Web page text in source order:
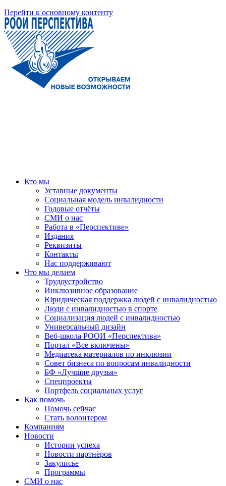
Перейти к основному контенту
Кто мы
Уставные документы
Социальная модель инвалидности
Годовые отчёты
СМИ о нас
Работа в «Перспективе»
Издания
Реквизиты
Контакты
Нас поддерживают
Что мы делаем
Трудоустройство
Инклюзивное образование
Юридическая поддержка людей с инвалидностью
Люди с инвалидностью в спорте
Социализация людей с инвалидностью
Универсальный дизайн
Веб-школа РООИ «Перспектива»
Портал «Все включены»
Медиатека материалов по инклюзии
Совет бизнеса по вопросам инвалидности
БФ «Лучшие друзья»
Спецпроекты
Портфель социальных услуг
Как помочь
Помочь сейчас
Стать волонтером
Компаниям
Новости
Истории успеха
Новости партнёров
Закулисье
Программы
СМИ о нас